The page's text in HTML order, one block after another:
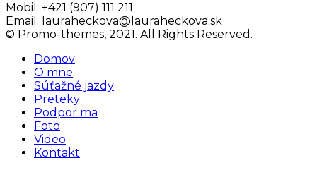
Mobil: +421 (907) 111 211
Email: lauraheckova@lauraheckova.sk
© Promo-themes, 2021. All Rights Reserved.
Domov
O mne
Súťažné jazdy
Preteky
Podpor ma
Foto
Video
Kontakt